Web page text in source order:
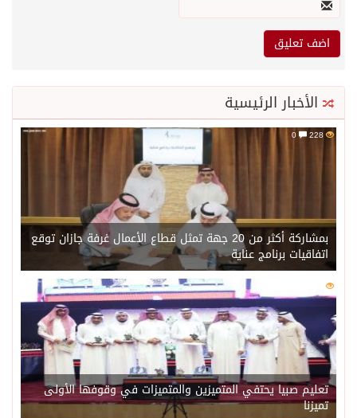
الأخبار الرئيسية
228
بمشاركة أكثر من 20 جهة تمثل قطاع الأعمال غرفة جازان توقع
اتفاقيات برنامج عناية
205
تعليم صبيا يحتفي المتميزين والمتميزات في وقوفها الأولى
تميزنا